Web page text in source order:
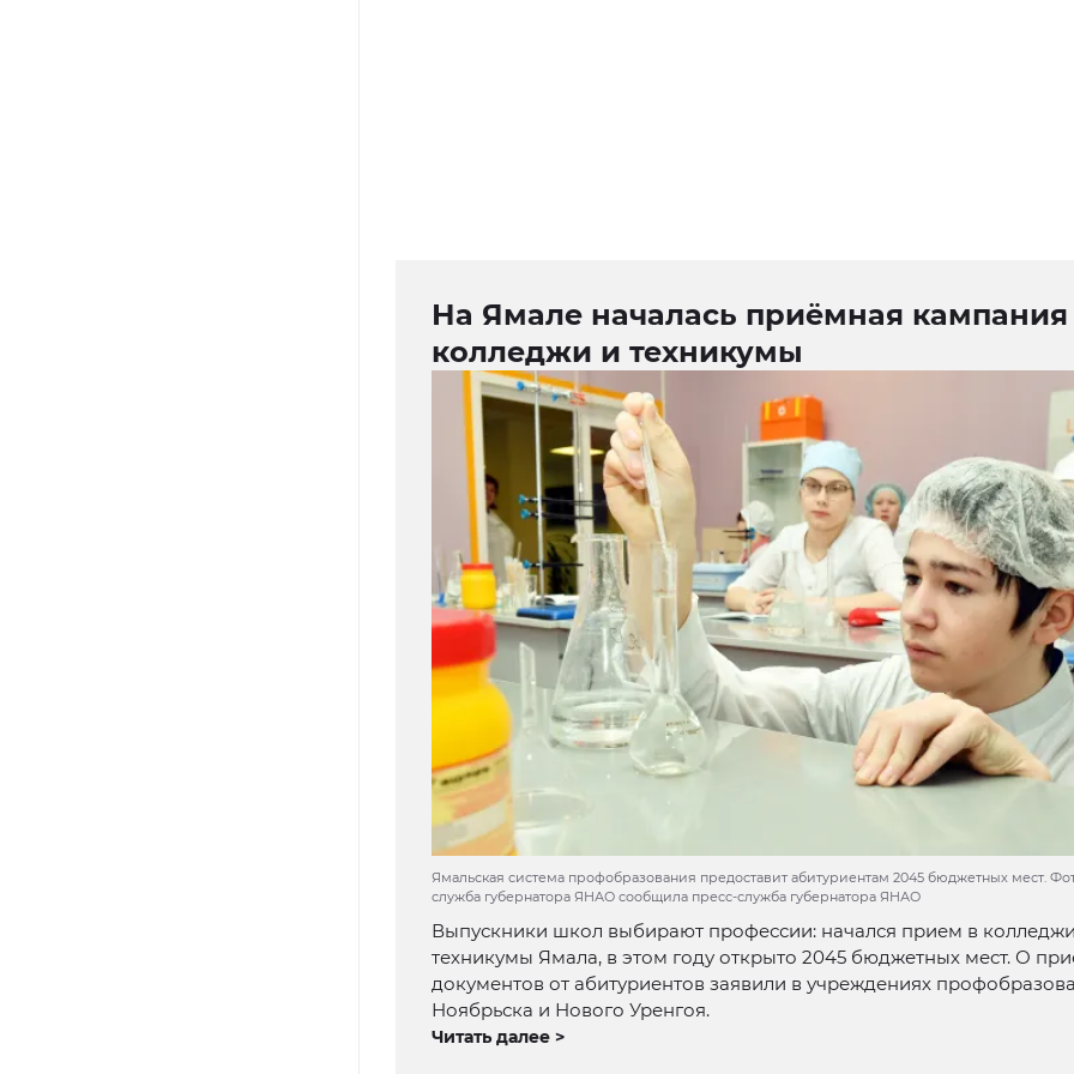
На Ямале началась приёмная кампания
колледжи и техникумы
Ямальская система профобразования предоставит абитуриентам 2045 бюджетных мест.
служба губернатора ЯНАО сообщила пресс-служба губернатора ЯНАО
Выпускники школ выбирают профессии: начался прием в
техникумы Ямала, в этом году открыто 2045 бюджетных мест. О
документов от абитуриентов заявили в учреждениях
Ноябрьска и Нового Уренгоя.
Читать далее >